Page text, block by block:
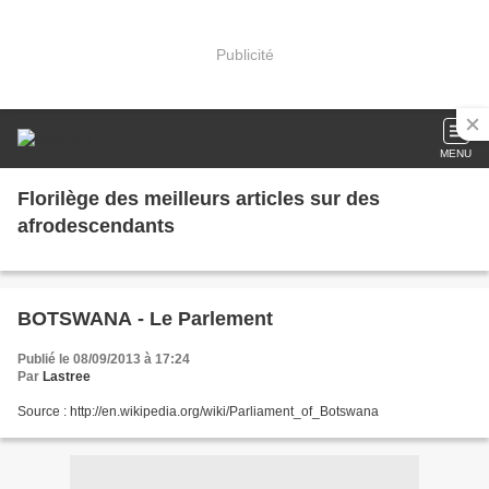
Publicité
MENU
Florilège des meilleurs articles sur des
afrodescendants
BOTSWANA - Le Parlement
Publié le 08/09/2013 à 17:24
Par Lastree
Source : http://en.wikipedia.org/wiki/Parliament_of_Botswana